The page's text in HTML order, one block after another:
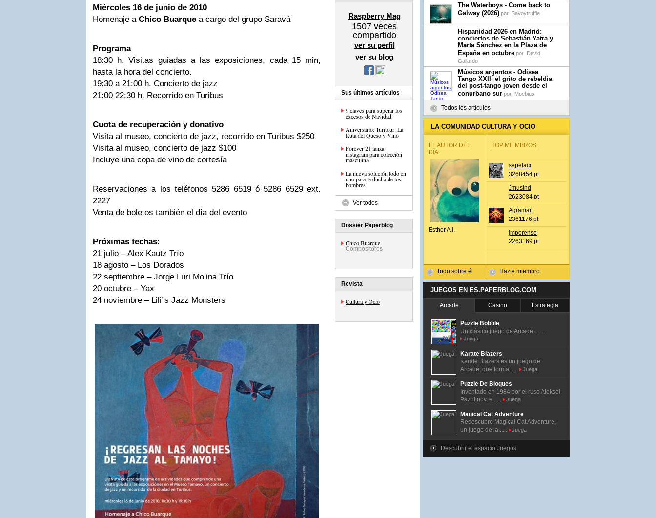
Miércoles 16 de junio de 2010
Homenaje a Chico Buarque a cargo del grupo Saravá
Programa
18:30 h. Visitas guiadas a las exposiciones, cada 15 min,
hasta la hora del concierto.
19:30 a 21:00 h. Concierto de jazz
21:00 22:30 h. Recorrido en Turibus
Cuota de recuperación y donativo
Visita al museo, concierto de jazz, recorrido en Turibus $250
Visita al museo, concierto de jazz $100
Incluye una copa de vino de cortesía
Reservaciones a los teléfonos 5286 6519 ó 5286 6529 ext.
2227
Venta de boletos también el día del evento
Próximas fechas:
21 julio – Alex Kautz Trío
18 agosto – Los Dorados
22 septiembre – Jorge Luri Molina Trío
20 octubre – Yax
24 noviembre – Lili´s Jazz Monsters
Raspberry Mag
1507 veces
compartido
ver su perfil
ver su blog
Sus últimos artículos
9 claves para superar los
excesos de Navidad
Aniversario: Turitour: La
Ruta del Queso y Vino
Forever 21 lanza
instagram para colección
masculina
La nueva solución todo en
uno para la ducha de los
hombres
Ver todos
Dossier Paperblog
Chico Buarque
Compositores
Revista
Cultura y Ocio
The Waterboys - Come back to
Galway (2026) por Savoytruffle
Hispanidad 2026 en Madrid:
conciertos de Sebastián Yatra y
Marta Sánchez en la Plaza de
España en octubre por David
Gallardo
Músicos argentos - Odisea
Tango XXII: el grito de rebeldía
del post-tango joven desde el
conurbano sur por Moebius
Todos los artículos
LA COMUNIDAD CULTURA Y OCIO
EL AUTOR DEL
DÍA
Esther A.l.
Todo sobre él
TOP MIEMBROS
sepelaci
3268454 pt
Jmusind
2623084 pt
Agramar
2361176 pt
jmporense
2263169 pt
Hazte miembro
JUEGOS EN ES.PAPERBLOG.COM
Arcade Casino Estrategia
Puzzle Bobble
Un clásico juego de Arcade. ......
Juega
Karate Blazers
Karate Blazers es un juego de
Arcade, que forma......
Juega
Puzzle De Bloques
Inventado en 1984 por el ruso Alekséi
Pázhitnov, e......
Juega
Magical Cat Adventure
Redescubre Magical Cat Adventure,
un juego de la......
Juega
Descubrir el espacio Juegos